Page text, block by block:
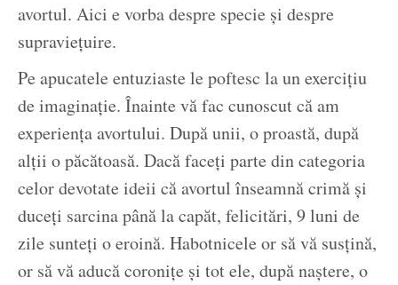
avortul. Aici e vorba despre specie și despre
supraviețuire.
Pe apucatele entuziaste le poftesc la un exercițiu
de imaginație. Înainte vă fac cunoscut că am
experiența avortului. După unii, o proastă, după
alții o păcătoasă. Dacă faceți parte din categoria
celor devotate ideii că avortul înseamnă crimă și
duceți sarcina până la capăt, felicitări, 9 luni de
zile sunteți o eroină. Habotnicele or să vă susțină,
or să vă aducă coronițe și tot ele, după naștere, o